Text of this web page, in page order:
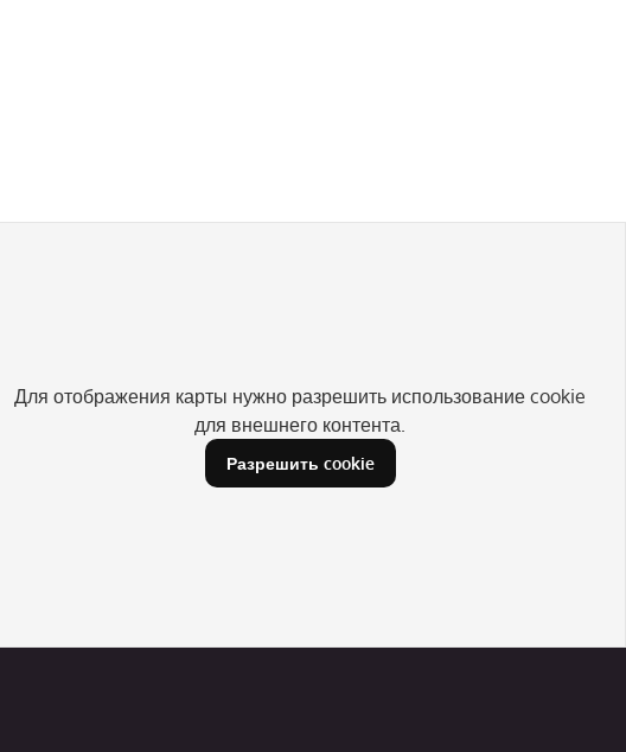
Для отображения карты нужно разрешить использование cookie
для внешнего контента.
Разрешить cookie